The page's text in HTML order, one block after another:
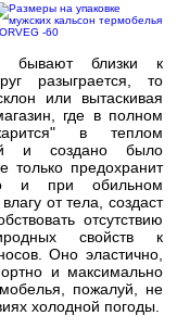
бывают близки к
разыграется, то
или вытаскивая
где в полном
в теплом
и создано было
только предохранит
и при обильном
от тела, создаст
отсутствию
свойств к
Оно эластично,
и максимально
пожалуй, не
холодной погоды.